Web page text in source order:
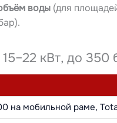
воды (для
кВт, до
на мобильной раме,